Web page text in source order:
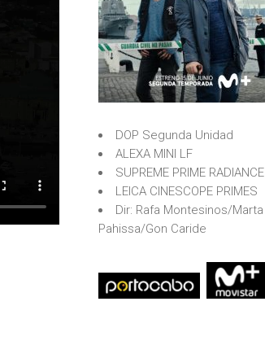
DOP Segunda Unidad
ALEXA MINI LF
SUPREME PRIME RADIANCE
LEICA CINESCOPE PRIMES
Dir: Rafa Montesinos/Marta
Pahissa/Gon Caride